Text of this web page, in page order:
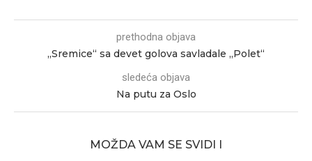
prethodna objava
„Sremice“ sa devet golova savladale „Polet“
sledeća objava
Na putu za Oslo
MOŽDA VAM SE SVIDI I